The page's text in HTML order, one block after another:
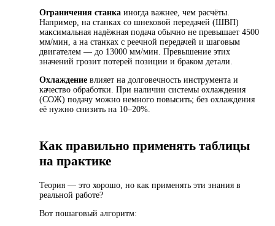
Ограничения станка иногда важнее, чем расчёты.
Например, на станках со шнековой передачей (ШВП)
максимальная надёжная подача обычно не превышает 4500
мм/мин, а на станках с реечной передачей и шаговым
двигателем — до 13000 мм/мин. Превышение этих
значений грозит потерей позиции и браком детали.
Охлаждение влияет на долговечность инструмента и
качество обработки. При наличии системы охлаждения
(СОЖ) подачу можно немного повысить; без охлаждения
её нужно снизить на 10–20%.
Как правильно применять таблицы
на практике
Теория — это хорошо, но как применять эти знания в
реальной работе?
Вот пошаговый алгоритм: